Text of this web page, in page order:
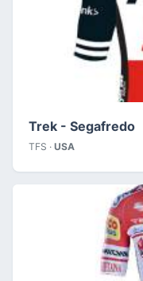
Trek - Segafredo
TFS · USA